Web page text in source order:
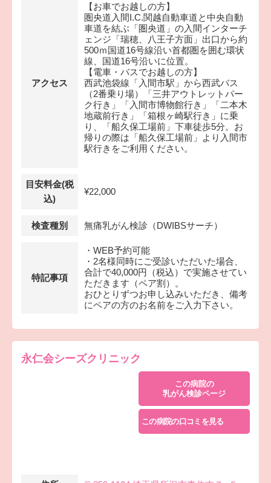
アクセス
【お車でお越しの方】
圏央道入間I.C.関越自動車道と中央自動
車道を結ぶ「圏央道」の入間インターチ
ェンジ「瑞穂、八王子方面」出口から約
500ｍ国道16号線沿い首都圏を囲む環状
線、国道16号沿いに位置。
【電車・バスでお越しの方】
西武池袋線「入間市駅」から西武バス
（2番乗り場）「三井アウトレットパー
ク行き」「入間市博物館行き」「二本木
地蔵前行き」「箱根ヶ崎駅行き」に乗
り、「船久保工場前」下車徒歩5分。お
帰りの際は「船久保工場前」より入間市
駅行きをご利用ください。
目安料金(税
込)
¥22,000
検査種別 無痛乳がん検診（DWIBSサーチ）
特記事項
・WEB予約可能
・2名様同時にご受診いただいた場合、
合計で40,000円（税込）で実施させてい
ただきます（ペア割）。
おひとりずつお申し込みいただき、備考
にペアの方のお名前をご入力下さい。
永仁会シーズクリニック
この病院の
乳がん検診ページ
この病院の口コミを見る